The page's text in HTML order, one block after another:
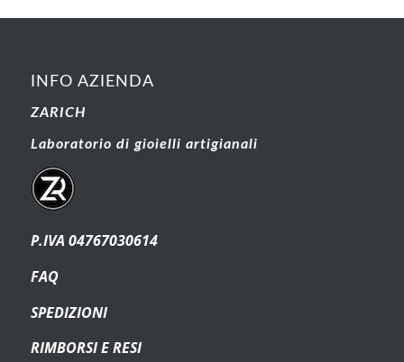
INFO AZIENDA
ZARICH
Laboratorio di gioielli artigianali
P.IVA 04767030614
FAQ
SPEDIZIONI
RIMBORSI E RESI